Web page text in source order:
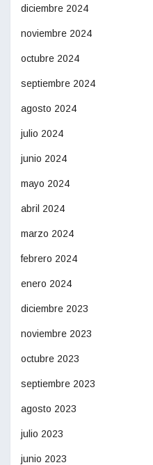
diciembre 2024
noviembre 2024
octubre 2024
septiembre 2024
agosto 2024
julio 2024
junio 2024
mayo 2024
abril 2024
marzo 2024
febrero 2024
enero 2024
diciembre 2023
noviembre 2023
octubre 2023
septiembre 2023
agosto 2023
julio 2023
junio 2023